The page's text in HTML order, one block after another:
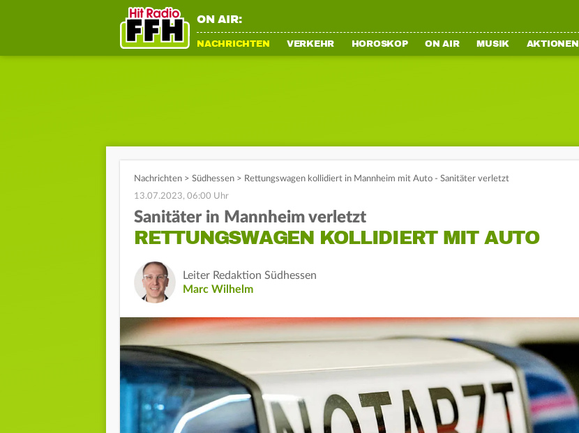
ON AIR:
NACHRICHTEN VERKEHR HOROSKOP ON AIR MUSIK AKTIONEN
Nachrichten > Südhessen > Rettungswagen kollidiert in Mannheim mit Auto - Sanitäter verletzt
13.07.2023, 06:00 Uhr
Sanitäter in Mannheim verletzt
RETTUNGSWAGEN KOLLIDIERT MIT AUTO
Leiter Redaktion Südhessen
Marc Wilhelm